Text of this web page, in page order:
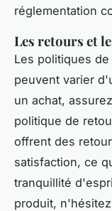
réglementation
Les retours et
Les politiques
peuvent varier
un achat,
politique de
offrent des
satisfaction, ce
tranquillité
produit,